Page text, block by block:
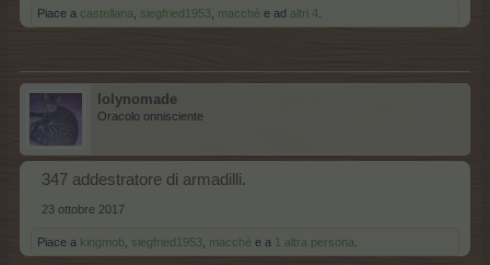
Piace a castellana siegfried1953 macchè e ad altri 4
lolynomade
Oracolo onnisciente
347 addestratore di armadilli.
23 ottobre 2017
Piace a kingmob siegfried1953 macchè e a 1 altra persona